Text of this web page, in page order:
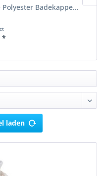
Badekappe...
*
laden